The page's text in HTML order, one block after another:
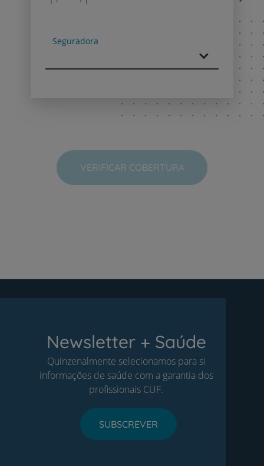
Seguradora
Next
VERIFICAR COBERTURA
Newsletter + Saúde
Quinzenalmente selecionamos para si
informações de saúde com a garantia dos
profissionais CUF.
SUBSCREVER